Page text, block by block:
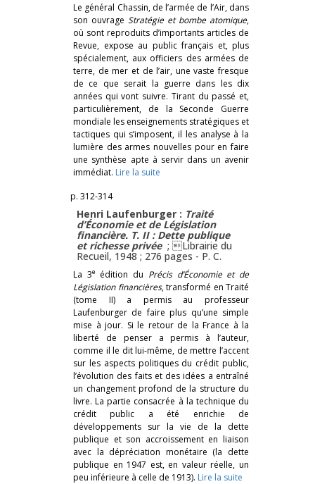
Le général Chassin, de l’armée de l’Air, dans
son ouvrage Stratégie et bombe atomique,
où sont reproduits d’importants articles de
Revue, expose au public français et, plus
spécialement, aux officiers des armées de
terre, de mer et de l’air, une vaste fresque
de ce que serait la guerre dans les dix
années qui vont suivre. Tirant du passé et,
particulièrement, de la Seconde Guerre
mondiale les enseignements stratégiques et
tactiques qui s’imposent, il les analyse à la
lumière des armes nouvelles pour en faire
une synthèse apte à servir dans un avenir
immédiat. Lire la suite
p. 312-314
Henri Laufenburger : Traité
d’Économie et de Législation
financière. T. II : Dette publique
et richesse privée ; Librairie du
Recueil, 1948 ; 276 pages - P. C.
La 3eédition du Précis d’Économie et de
Législation financières, transformé en Traité
(tome II) a permis au professeur
Laufenburger de faire plus qu’une simple
mise à jour. Si le retour de la France à la
liberté de penser a permis à l’auteur,
comme il le dit lui-même, de mettre l’accent
sur les aspects politiques du crédit public,
l’évolution des faits et des idées a entraîné
un changement profond de la structure du
livre. La partie consacrée à la technique du
crédit public a été enrichie de
développements sur la vie de la dette
publique et son accroissement en liaison
avec la dépréciation monétaire (la dette
publique en 1947 est, en valeur réelle, un
peu inférieure à celle de 1913). Lire la suite